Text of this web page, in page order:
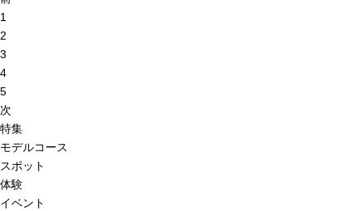
1
2
3
4
5
次
特集
モデルコース
スポット
体験
イベント